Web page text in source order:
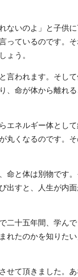
ないのよ」と子供
っているのです。
ょう。
言われます。そし
、命が体から離れ
ネルギー体として
丸くなるのです。
命と体は別物です
出すと、人生が内
二十五年間、学ん
れたのかを知りた
せて頂きました。